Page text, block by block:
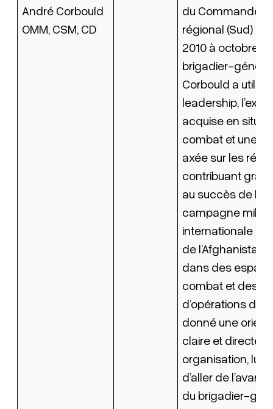
André Corbould
OMM, CSM, CD
du
régional (Sud)
2010 à octobre
brigadier-
Corbould a
leadership,
acquise en
combat et une
axée sur les
contribuant
au succès de la
campagne
internationale
de l’Afghanistan.
dans des
combat et des
d’opérations
donné une
claire et directe
organisation, lui
d’aller de
du brigadier-